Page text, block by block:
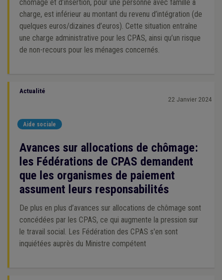
chômage et d’insertion, pour une personne avec famille à
charge, est inférieur au montant du revenu d’intégration (de
quelques euros/dizaines d’euros). Cette situation entraîne
une charge administrative pour les CPAS, ainsi qu’un risque
de non-recours pour les ménages concernés.
Actualité
22 Janvier 2024
Aide sociale
Avances sur allocations de chômage:
les Fédérations de CPAS demandent
que les organismes de paiement
assument leurs responsabilités
De plus en plus d’avances sur allocations de chômage sont
concédées par les CPAS, ce qui augmente la pression sur
le travail social. Les Fédération des CPAS s'en sont
inquiétées auprès du Ministre compétent